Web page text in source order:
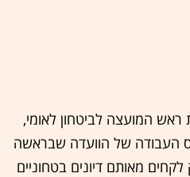
ראש המועצה לביטחון לאומי,
העבודה של הוועדה שבראשה
מאותם דיונים בטחוניים